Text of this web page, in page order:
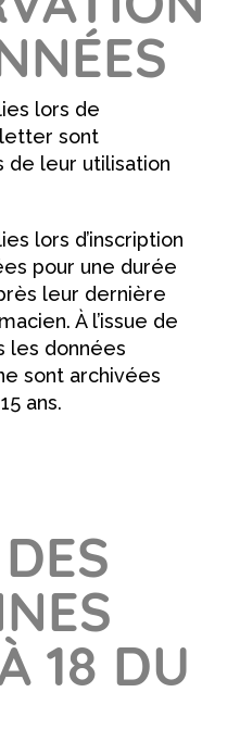
lors de
sont
de leur utilisation
lors d’inscription
pour une durée
leur dernière
À l’issue de
les données
sont archivées
ans.
18 DU